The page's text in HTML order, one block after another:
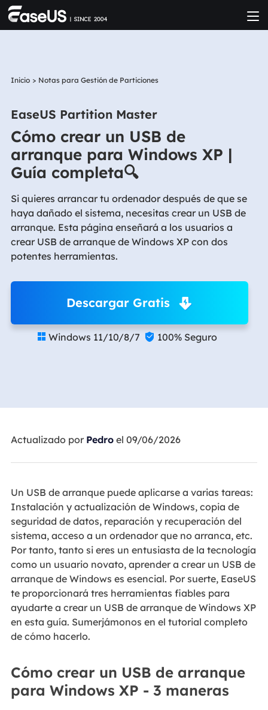
Inicio > Notas para Gestión de Particiones
EaseUS Partition Master
Cómo crear un USB de
arranque para Windows XP |
Guía completa🔍
Si quieres arrancar tu ordenador después de que se
haya dañado el sistema, necesitas crear un USB de
arranque. Esta página enseñará a los usuarios a
crear USB de arranque de Windows XP con dos
potentes herramientas.
Descargar Gratis
 Windows 11/10/8/7  100% Seguro
Actualizado por Pedroel 09/06/2026
Un USB de arranque puede aplicarse a varias tareas:
Instalación y actualización de Windows, copia de
seguridad de datos, reparación y recuperación del
sistema, acceso a un ordenador que no arranca, etc.
Por tanto, tanto si eres un entusiasta de la tecnología
como un usuario novato, aprender a crear un USB de
arranque de Windows es esencial. Por suerte, EaseUS
te proporcionará tres herramientas fiables para
ayudarte a crear un USB de arranque de Windows XP
en esta guía. Sumerjámonos en el tutorial completo
de cómo hacerlo.
Cómo crear un USB de arranque
para Windows XP - 3 maneras